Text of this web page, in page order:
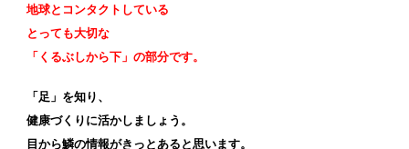
地球とコンタクトしている
とっても大切な
「くるぶしから下」の部分です。
「足」を知り、
健康づくりに活かしましょう。
目から鱗の情報がきっとあると思います。